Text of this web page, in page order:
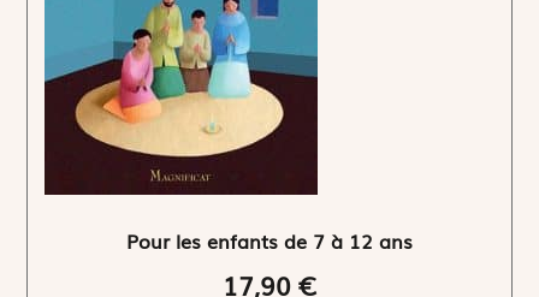
Pour les enfants de 7 à 12 ans
17,90 €